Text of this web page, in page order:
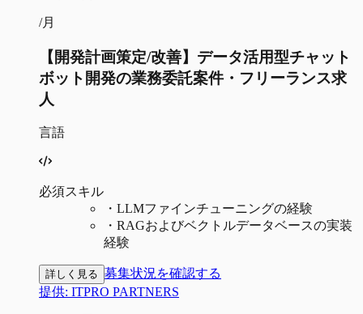
/月
【開発計画策定/改善】データ活用型チャット
ボット開発の業務委託案件・フリーランス求
人
言語
必須スキル
・ LLMファインチューニングの経験
・ RAGおよびベクトルデータベースの実装
経験
詳しく見る 募集状況を確認する
提供: ITPRO PARTNERS